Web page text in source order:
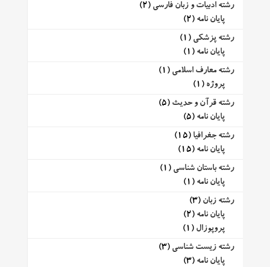
رشته ادبیات و زبان فارسی (2)
پایان نامه (2)
رشته پزشکی (1)
پایان نامه (1)
رشته معارف اسلامی (1)
پروژه (1)
رشته قرآن و حدیث (5)
پایان نامه (5)
رشته جغرافیا (15)
پایان نامه (15)
رشته باستان شناسی (1)
پایان نامه (1)
رشته زبان (3)
پایان نامه (2)
پروپوزال (1)
رشته زیست شناسی (3)
پایان نامه (3)